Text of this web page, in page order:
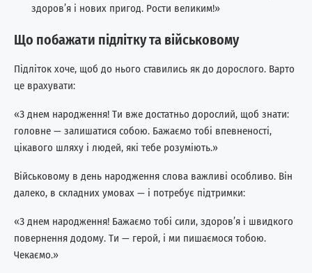
здоров’я і нових пригод. Рости великим!»
Що побажати підлітку та військовому
Підліток хоче, щоб до нього ставились як до дорослого. Варто
це врахувати:
«З днем народження! Ти вже достатньо дорослий, щоб знати:
головне — залишатися собою. Бажаємо тобі впевненості,
цікавого шляху і людей, які тебе розуміють.»
Військовому в день народження слова важливі особливо. Він
далеко, в складних умовах — і потребує підтримки:
«З днем народження! Бажаємо тобі сили, здоров’я і швидкого
повернення додому. Ти — герой, і ми пишаємося тобою.
Чекаємо.»